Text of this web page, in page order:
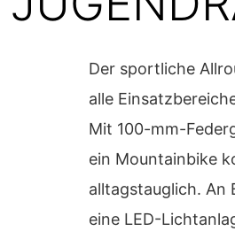
Der sportliche
alle
Mit 100-mm-
ein Mountainbike
alltagstauglich. An
eine LED-